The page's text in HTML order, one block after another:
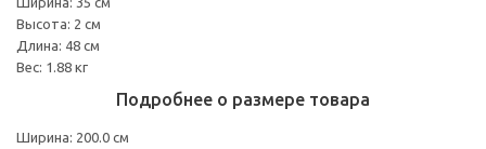
Высота: 2 см
Длина: 48 см
Вес: 1.88 кг
Подробнее о размере товара
Ширина: 200.0 см